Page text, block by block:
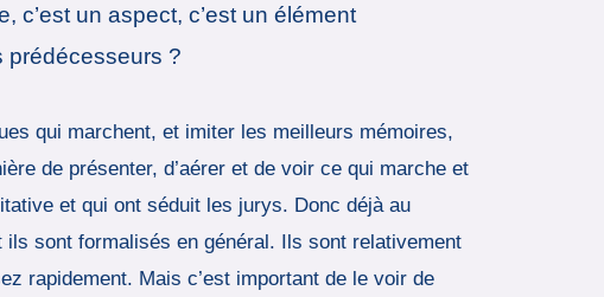
un aspect, c’est un élément
prédécesseurs ?
qui marchent, et imiter les meilleurs mémoires,
de présenter, d’aérer et de voir ce qui marche et
et qui ont séduit les jurys. Donc déjà au
ils sont formalisés en général. Ils sont relativement
rapidement. Mais c’est important de le voir de